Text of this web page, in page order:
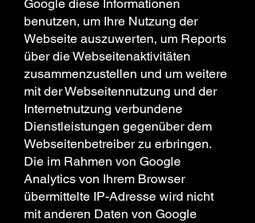
Google diese Informationen
benutzen, um Ihre Nutzung der
Webseite auszuwerten, um Reports
über die Webseitenaktivitäten
zusammenzustellen und um weitere
mit der Webseitennutzung und der
Internetnutzung verbundene
Dienstleistungen gegenüber dem
Webseitenbetreiber zu erbringen.
Die im Rahmen von Google
Analytics von Ihrem Browser
übermittelte IP-Adresse wird nicht
mit anderen Daten von Google